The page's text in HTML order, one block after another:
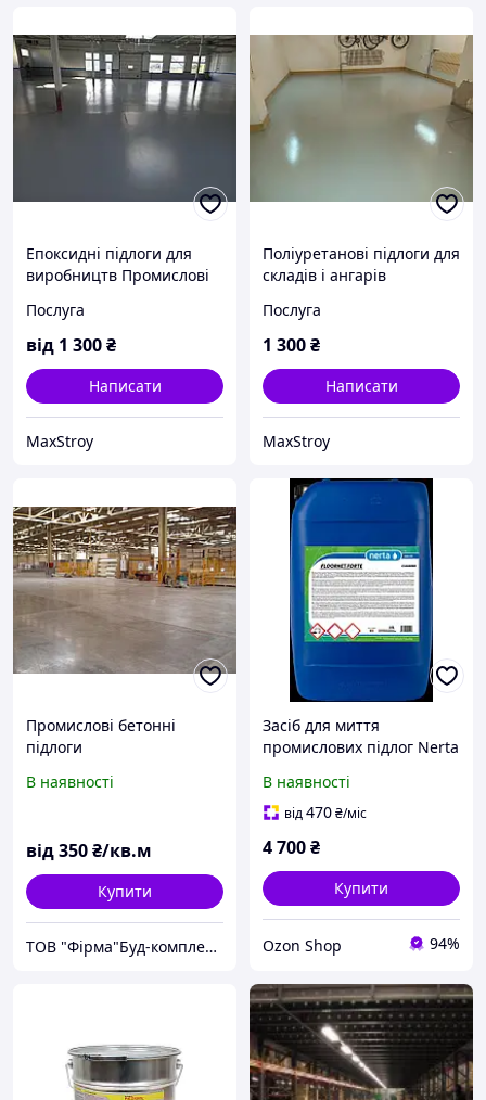
Епоксидні підлоги для
виробництв Промислові
виробничих приміщень
Послуга
від 1 300₴
Написати
MaxStroy
Поліуретанові підлоги для
складів і ангарів
підлоги для складів
Послуга
1 300₴
Написати
MaxStroy
Промислові бетонні
підлоги
В наявності
від350₴/кв.м
Купити
ТОВ "Фірма"Буд-комплект"
Засіб для миття
промислових підлог Nerta
В наявності
від470₴/міс
4 700₴
Купити
Ozon Shop 94%